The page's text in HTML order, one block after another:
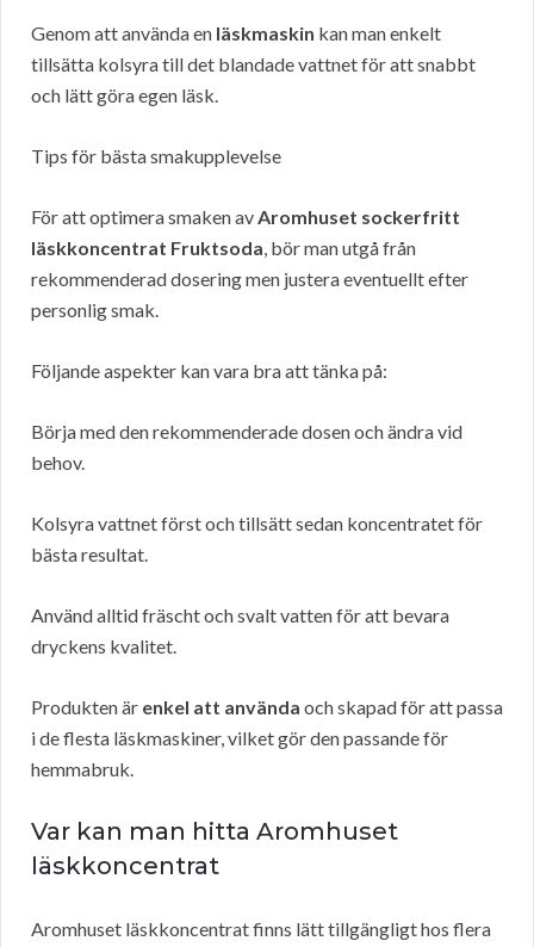
Genom att använda en läskmaskin kan man enkelt
tillsätta kolsyra till det blandade vattnet för att snabbt
och lätt göra egen läsk.
Tips för bästa smakupplevelse
För att optimera smaken avAromhuset sockerfritt
läskkoncentrat Fruktsoda, bör man utgå från
rekommenderad dosering men justera eventuellt efter
personlig smak.
Följande aspekter kan vara bra att tänka på:
Börja med den rekommenderade dosen och ändra vid
behov.
Kolsyra vattnet först och tillsätt sedan koncentratet för
bästa resultat.
Använd alltid fräscht och svalt vatten för att bevara
dryckens kvalitet.
Produkten är enkel att använda och skapad för att passa
i de flesta läskmaskiner, vilket gör den passande för
hemmabruk.
Var kan man hitta Aromhuset
läskkoncentrat
Aromhuset läskkoncentrat finns lätt tillgängligt hos flera